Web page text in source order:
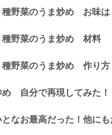
種野菜のうま炒め お味は
種野菜のうま炒め 材料
種野菜のうま炒め 作り方
め 自分で再現してみた！
なお最高だった！他に